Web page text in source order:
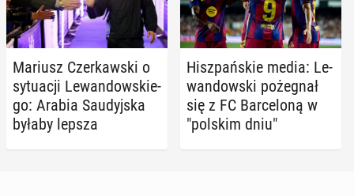
Mariusz Czer­kaw­ski o
sy­tu­acji Le­wan­dow­skie­
go: Arabia Sau­dyj­ska
byłaby lepsza
Hisz­pań­skie media: Le­
wan­dow­ski po­że­gnał
się z FC Bar­ce­lo­ną w
"polskim dniu"